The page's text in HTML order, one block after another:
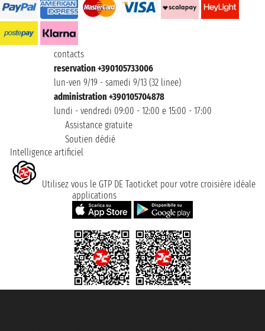
contacts
reservation +390105733006
lun-ven 9/19 - samedi 9/13 (32 linee)
administration +390105704878
lundi - vendredi 09:00 - 12:00 e 15:00 - 17:00
Assistance gratuite
Soutien dédié
Intelligence artificiel
Utilisez vous le GTP DE Taoticket pour votre croisière idéale
applications